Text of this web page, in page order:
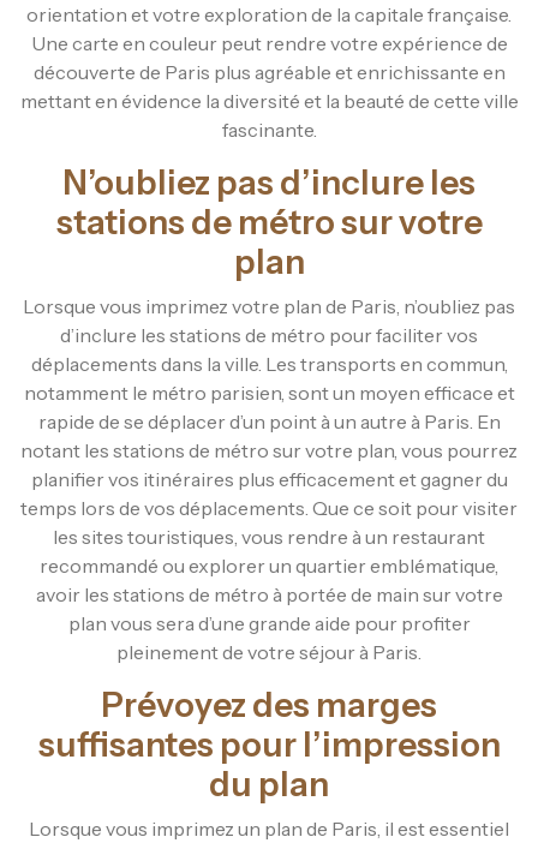
orientation et votre exploration de la capitale française.
Une carte en couleur peut rendre votre expérience de
découverte de Paris plus agréable et enrichissante en
mettant en évidence la diversité et la beauté de cette ville
fascinante.
N’oubliez pas d’inclure les
stations de métro sur votre
plan
Lorsque vous imprimez votre plan de Paris, n’oubliez pas
d’inclure les stations de métro pour faciliter vos
déplacements dans la ville. Les transports en commun,
notamment le métro parisien, sont un moyen efficace et
rapide de se déplacer d’un point à un autre à Paris. En
notant les stations de métro sur votre plan, vous pourrez
planifier vos itinéraires plus efficacement et gagner du
temps lors de vos déplacements. Que ce soit pour visiter
les sites touristiques, vous rendre à un restaurant
recommandé ou explorer un quartier emblématique,
avoir les stations de métro à portée de main sur votre
plan vous sera d’une grande aide pour profiter
pleinement de votre séjour à Paris.
Prévoyez des marges
suffisantes pour l’impression
du plan
Lorsque vous imprimez un plan de Paris, il est essentiel